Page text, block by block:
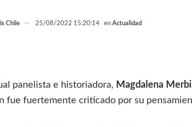
Chile 25/08/2022 15:20:14 en Actualidad
panelista e historiadora, Magdalena
fue fuertemente criticado por su